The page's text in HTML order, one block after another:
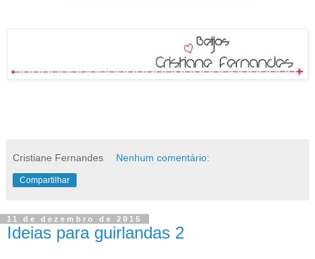
Cristiane Fernandes Nenhum comentário:
Compartilhar
11 de dezembro de 2015
Ideias para guirlandas 2